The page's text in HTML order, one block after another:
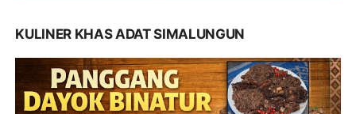
KULINER KHAS ADAT SIMALUNGUN